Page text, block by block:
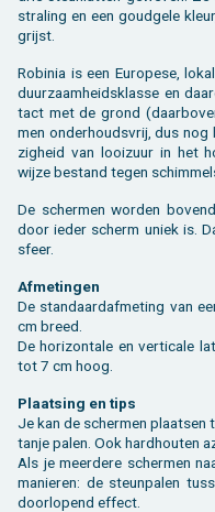
stra­ling en een goud­ge­le
grijst.
Ro­bi­nia is een Eu­ro­pe­se,
duur­zaam­heids­klas­se en
tact met de grond
men on­der­houds­vrij, dus
zig­heid van looi­zuur in het
wijze be­stand tegen
De scher­men wor­den
door ieder scherm uniek is.
sfeer.
Af­me­tin­gen
De stan­daard­af­me­ting van
cm breed.
De ho­ri­zon­ta­le en ver­ti­ca­le
tot 7 cm hoog.
Plaat­sing en tips
Je kan de scher­men
tan­je palen. Ook hard­hou­ten
Als je meer­de­re scher­men
ma­nie­ren: de steun­pa­len
door­lo­pend ef­fect.